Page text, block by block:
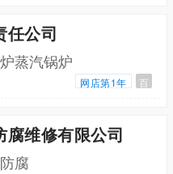
任公司
蒸汽锅炉
网店第1年 百
腐维修有限公司
腐